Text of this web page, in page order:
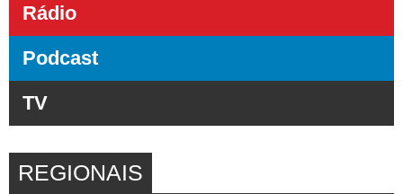
Rádio
Podcast
TV
REGIONAIS